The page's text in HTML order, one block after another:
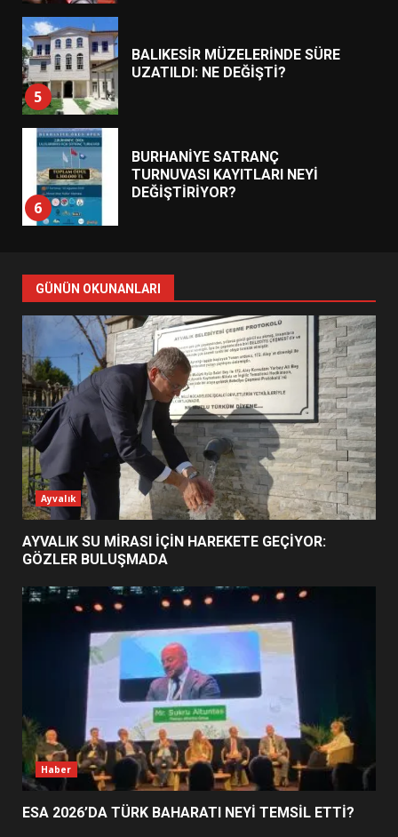
5
BALIKESİR MÜZELERİNDE SÜRE
UZATILDI: NE DEĞİŞTİ?
6
BURHANİYE SATRANÇ
TURNUVASI KAYITLARI NEYİ
DEĞİŞTİRİYOR?
7
YENİ YÖNETİM NASIL
ŞEKİLLENDİ?
1
AYVALIK SU MİRASI İÇİN
HAREKETE GEÇİYOR: GÖZLER
BULUŞMADA
2
ESA 2026’DA TÜRK BAHARATI
NEYİ TEMSİL ETTİ?
EİB’DE KRİTİK ATAMA:
SÜRDÜRÜLEBİLİRLİKTE NE
DEĞİŞECEK?
4
EDREMİT’İN GURURU TÜRKİYE
FİNALİNDE NE BAŞARDI?
GÜNÜN OKUNANLARI
Ayvalık
AYVALIK SU MİRASI İÇİN HAREKETE GEÇİYOR:
GÖZLER BULUŞMADA
Haber
ESA 2026’DA TÜRK BAHARATI NEYİ TEMSİL ETTİ?